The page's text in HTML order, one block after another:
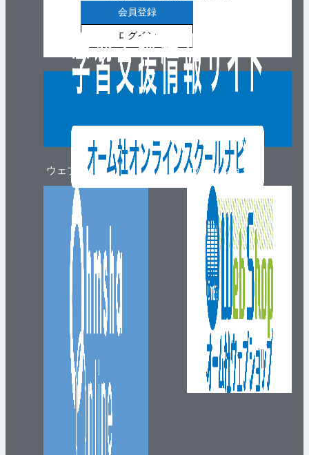
ウェブマガジン
会員登録
ログイン
ウェブショップ